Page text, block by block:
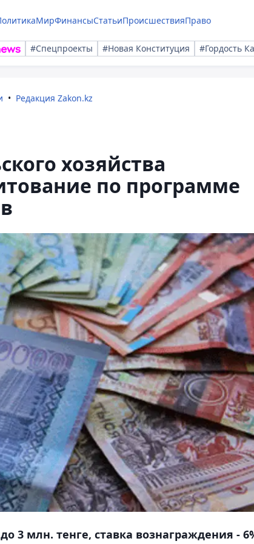
МирФинансыСтатьиПроисшествияПраво
#Спецпроекты #Новая Конституция #Гордость
Редакция Zakon.kz
хозяйства
по программе
3 млн. тенге, ставка вознаграждения -